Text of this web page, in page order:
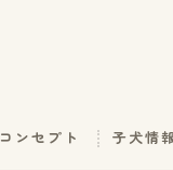
コンセプト 子犬情